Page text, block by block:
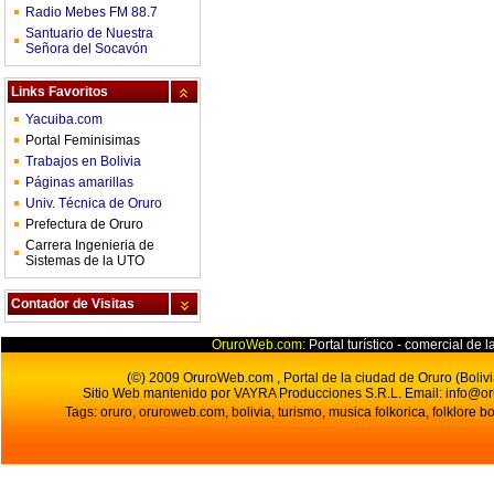
Radio Mebes FM 88.7
Santuario de Nuestra
Señora del Socavón
Links Favoritos
Yacuiba.com
Portal Feminisimas
Trabajos en Bolivia
Páginas amarillas
Univ. Técnica de Oruro
Prefectura de Oruro
Carrera Ingenieria de
Sistemas de la UTO
Contador de Visitas
OruroWeb.com: Portal turístico - comercial de
(©) 2009 OruroWeb.com , Portal de la ciudad de Oruro
Sitio Web mantenido por VAYRA Producciones S.R.L. Email:
Tags: oruro, oruroweb.com, bolivia, turismo, musica folkorica, folklore